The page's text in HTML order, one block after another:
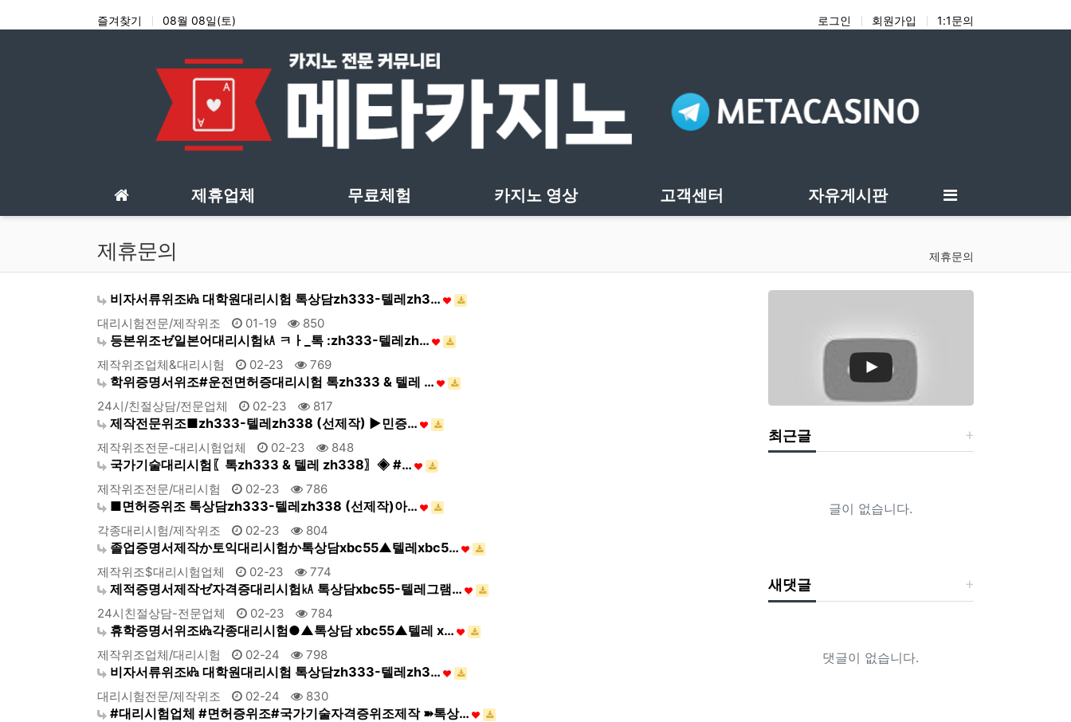
즐겨찾기 08월 08일(토) 로그인 회원가입 1:1문의
제휴업체 무료체험 카지노 영상 고객센터 자유게시판
제휴문의 제휴문의
비자서류위조㎪ 대학원대리시험 톡상담zh333-텔레zh3…
대리시험전문/제작위조 01-19 850
등본위조ゼ일본어대리시험㎄ ㅋㅏ_톡 :zh333-텔레zh…
제작위조업체&대리시험 02-23 769
학위증명서위조#운전면허증대리시험 톡zh333 & 텔레 …
24시/친절상담/전문업체 02-23 817
제작전문위조■zh333-텔레zh338 (선제작) ▶민증…
제작위조전문-대리시험업체 02-23 848
국가기술대리시험〖톡zh333 & 텔레 zh338〗◈ #…
제작위조전문/대리시험 02-23 786
■면허증위조 톡상담zh333-텔레zh338 (선제작)아…
각종대리시험/제작위조 02-23 804
졸업증명서제작か토익대리시험か톡상담xbc55▲텔레xbc5…
제작위조$대리시험업체 02-23 774
제적증명서제작ゼ자격증대리시험㎄ 톡상담xbc55-텔레그램…
24시친절상담-전문업체 02-23 784
휴학증명서위조㎪각종대리시험●▲톡상담 xbc55▲텔레 x…
제작위조업체/대리시험 02-24 798
비자서류위조㎪ 대학원대리시험 톡상담zh333-텔레zh3…
대리시험전문/제작위조 02-24 830
#대리시험업체 #면허증위조#국가기술자격증위조제작 ➽톡상…
최근글
글이 없습니다.
새댓글
댓글이 없습니다.